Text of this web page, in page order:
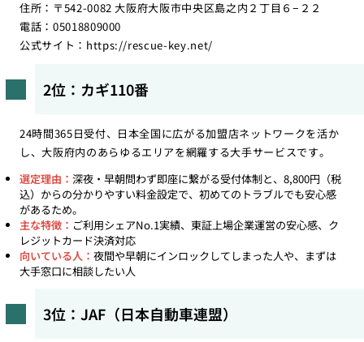
住所：〒542-0082 大阪府大阪市中央区島之内２丁目６−２２
電話：05018809000
公式サイト： https://rescue-key.net/
2位：カギ110番
24時間365日受付、日本全国に広がる加盟店ネットワークを活か
し、大阪府内のあらゆるエリアを網羅する大手サービスです。
選定理由： 深夜・早朝問わず即座に繋がる受付体制と、8,800円（税
込）からの分かりやすい料金設定で、初めてのトラブルでも安心感
があるため。
主な特徴： ご利用シェアNo.1実績、東証上場企業運営の安心感、ク
レジットカード決済対応
向いている人： 夜間や早朝にインロックしてしまった人や、まずは
大手窓口に相談したい人
3位：JAF（日本自動車連盟）